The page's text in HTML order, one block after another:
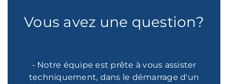
Vous avez une question?
- Notre équipe est prête à vous assister
techniquement, dans le démarrage d'un